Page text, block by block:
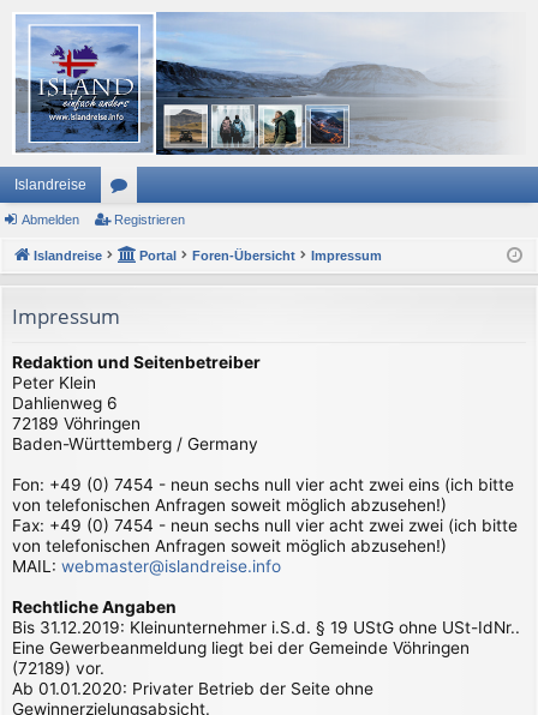
Islandreise
or
en
Abmelden Registrieren
Islandreise Portal Foren-Übersicht Impressum
Impressum
Redaktion und Seitenbetreiber
Peter Klein
Dahlienweg 6
72189 Vöhringen
Baden-Württemberg / Germany
Fon: +49 (0) 7454 - neun sechs null vier acht zwei eins (ich bitte
von telefonischen Anfragen soweit möglich abzusehen!)
Fax: +49 (0) 7454 - neun sechs null vier acht zwei zwei (ich bitte
von telefonischen Anfragen soweit möglich abzusehen!)
MAIL: webmaster@islandreise.info
Rechtliche Angaben
Bis 31.12.2019: Kleinunternehmer i.S.d. § 19 UStG ohne USt-IdNr..
Eine Gewerbeanmeldung liegt bei der Gemeinde Vöhringen
(72189) vor.
Ab 01.01.2020: Privater Betrieb der Seite ohne
Gewinnerzielungsabsicht.